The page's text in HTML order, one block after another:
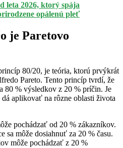
leta 2026, ktorý spája
opálenú pleť
je Paretovo
80/20, je teória, ktorú prvýkrát
Pareto. Tento princíp tvrdí, že
80 % výsledkov z 20 % príčin. Je
aplikovať na rôzne oblasti života
pochádzať od 20 % zákazníkov.
sa môže dosiahnuť za 20 % času.
môže pochádzať z 20 %